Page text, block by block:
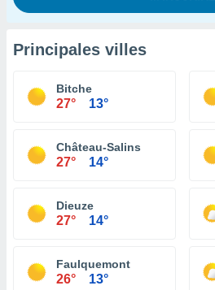
Principales villes
Bitche
27° 13°
Château-Salins
27° 14°
Dieuze
27° 14°
Faulquemont
26° 13°